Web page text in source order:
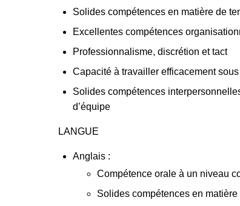
Solides compétences en matière de
Excellentes compétences
Professionnalisme, discrétion et tact
Capacité à travailler efficacement
Solides compétences
d’équipe
LANGUE
Anglais :
Compétence orale à un niveau
Solides compétences en matière